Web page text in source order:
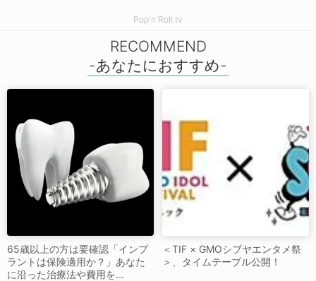
Pop'n'Roll.tv
RECOMMEND
65歳以上の方は要確認「インプ
ラントは保険適用か？」あなた
に沿った治療法や費用を...
＜TIF × GMOシブヤエンタメ祭
＞、タイムテーブル公開！